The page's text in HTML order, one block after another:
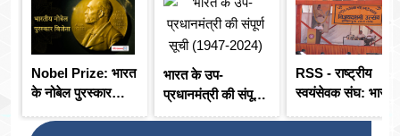
Nobel Prize: भारत
के नोबेल पुरस्कार
भारत के उप-
प्रधानमंत्री की संपूर्ण
सूची (1947-2024)
RSS - राष्ट्रीय
स्वयंसेवक संघ: